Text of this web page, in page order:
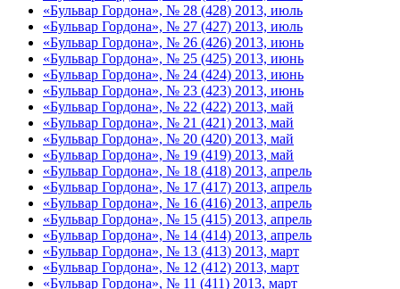
«Бульвар Гордона», № 28 (428) 2013, июль
«Бульвар Гордона», № 27 (427) 2013, июль
«Бульвар Гордона», № 26 (426) 2013, июнь
«Бульвар Гордона», № 25 (425) 2013, июнь
«Бульвар Гордона», № 24 (424) 2013, июнь
«Бульвар Гордона», № 23 (423) 2013, июнь
«Бульвар Гордона», № 22 (422) 2013, май
«Бульвар Гордона», № 21 (421) 2013, май
«Бульвар Гордона», № 20 (420) 2013, май
«Бульвар Гордона», № 19 (419) 2013, май
«Бульвар Гордона», № 18 (418) 2013, апрель
«Бульвар Гордона», № 17 (417) 2013, апрель
«Бульвар Гордона», № 16 (416) 2013, апрель
«Бульвар Гордона», № 15 (415) 2013, апрель
«Бульвар Гордона», № 14 (414) 2013, апрель
«Бульвар Гордона», № 13 (413) 2013, март
«Бульвар Гордона», № 12 (412) 2013, март
«Бульвар Гордона», № 11 (411) 2013, март